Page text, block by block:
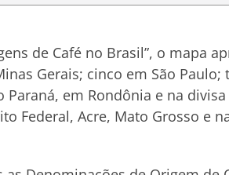
de Café no Brasil”, o mapa
Gerais; cinco em São Paulo;
em Rondônia e na
Federal, Acre, Mato Grosso e